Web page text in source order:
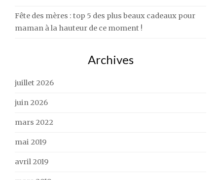
Fête des mères : top 5 des plus beaux cadeaux pour
maman à la hauteur de ce moment !
Archives
juillet 2026
juin 2026
mars 2022
mai 2019
avril 2019